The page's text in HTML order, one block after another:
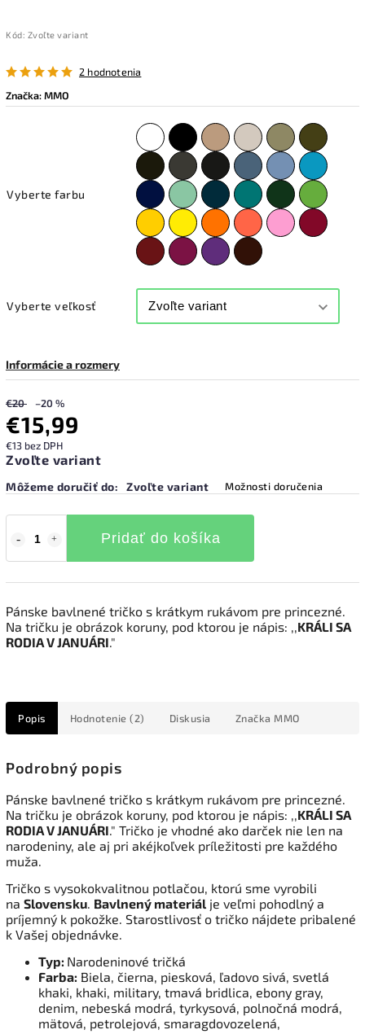
Kód: Zvoľte variant
2 hodnotenia
Značka:MMO
Vyberte farbu
Vyberte veľkosť
Informácie a rozmery
€20 –20 %
€15,99
€13 bez DPH
Zvoľte variant
Môžeme doručiť do: Zvoľte variant Možnosti doručenia
Pridať do košíka
Pánske bavlnené tričko s krátkym rukávom pre princezné.
Na tričku je obrázok koruny, pod ktorou je nápis: ,,KRÁLI SA
RODIA V JANUÁRI."
Popis Hodnotenie (2) Diskusia Značka MMO
Podrobný popis
Pánske bavlnené tričko s krátkym rukávom pre princezné.
Na tričku je obrázok koruny, pod ktorou je nápis: ,,KRÁLI SA
RODIA V JANUÁRI." Tričko je vhodné ako darček nie len na
narodeniny, ale aj pri akéjkoľvek príležitosti pre každého
muža.
Tričko s vysokokvalitnou potlačou, ktorú sme vyrobili
na Slovensku. Bavlnený materiál je veľmi pohodlný a
príjemný k pokožke. Starostlivosť o tričko nájdete pribalené
k Vašej objednávke.
Typ: Narodeninové tričká
Farba: Biela, čierna, piesková, ľadovo sivá, svetlá
khaki, khaki, military, tmavá bridlica, ebony gray,
denim, nebeská modrá, tyrkysová, polnočná modrá,
mätová, petrolejová, smaragdovozelená,